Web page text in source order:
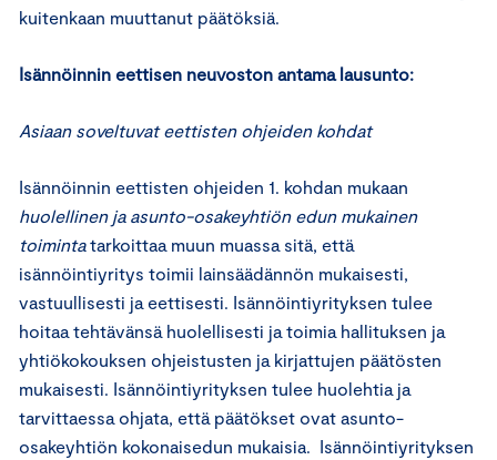
kuitenkaan muuttanut päätöksiä.
Isännöinnin eettisen neuvoston antama lausunto:
Asiaan soveltuvat eettisten ohjeiden kohdat
Isännöinnin eettisten ohjeiden 1. kohdan mukaan
huolellinen ja asunto-osakeyhtiön edun mukainen
toimintatarkoittaa muun muassa sitä, että
isännöintiyritys toimii lainsäädännön mukaisesti,
vastuullisesti ja eettisesti. Isännöintiyrityksen tulee
hoitaa tehtävänsä huolellisesti ja toimia hallituksen ja
yhtiökokouksen ohjeistusten ja kirjattujen päätösten
mukaisesti. Isännöintiyrityksen tulee huolehtia ja
tarvittaessa ohjata, että päätökset ovat asunto-
osakeyhtiön kokonaisedun mukaisia. Isännöintiyrityksen